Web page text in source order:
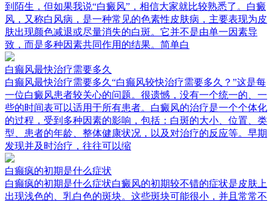
到陌生，但如果我说“白癜风”，相信大家就比较熟悉了。白癜
风，又称白风病，是一种常见的色素性皮肤病，主要表现为皮
肤出现颜色减退或尽量消失的白斑。它并不是由单一因素导
致，而是多种因素共同作用的结果。简单白
白癫风最快治疗需要多久
白癫风最快治疗需要多久“白癫风较快治疗需要多久？”这是每
一位白癜风患者较关心的问题。很遗憾，没有一个统一的、一
些的时间表可以适用于所有患者。白癜风的治疗是一个个体化
的过程，受到多种因素的影响，包括：白斑的大小、位置、类
型、患者的年龄、整体健康状况，以及对治疗的反应等。早期
发现并及时治疗，往往可以缩
白癫疯的初期是什么症状
白癫疯的初期是什么症状白癜风的初期较不错的症状是皮肤上
出现浅色的、乳白色的斑块。这些斑块可能很小，并且常常不